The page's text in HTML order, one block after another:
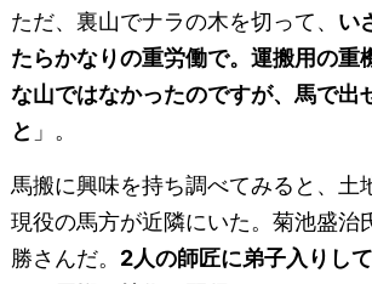
ただ、裏山でナラの木を切って、 い
たらかなりの重労働で。運搬用の重
な山ではなかったのですが、馬で出
と 」。
馬搬に興味を持ち調べてみると、土
現役の馬方が近隣にいた。菊池盛治
勝さんだ。 2人の師匠に弟子入りし